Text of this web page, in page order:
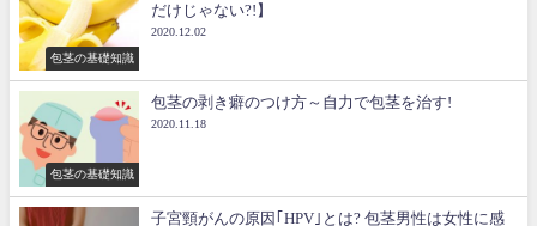
包茎の基礎知識
だけじゃない?!】
2020.12.02
包茎の基礎知識
包茎の剥き癖のつけ方～自力で包茎を治す!
2020.11.18
子宮頸がんの原因｢HPV｣とは? 包茎男性は女性に感